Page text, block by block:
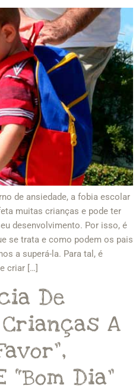
de ansiedade, a fobia escolar
muitas crianças e pode ter
desenvolvimento. Por isso, é
se trata e como podem os pais
a superá-la. Para tal, é
criar […]
De
A
“Bom Dia”